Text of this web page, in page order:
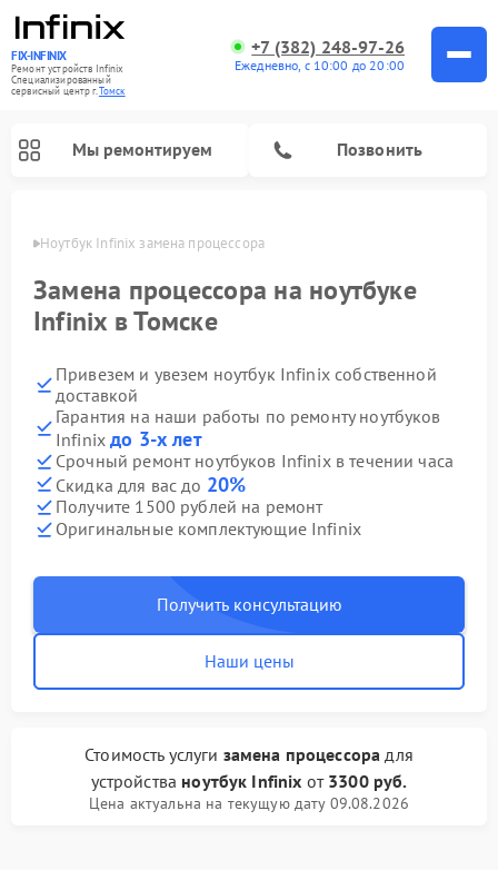
FIX-INFINIX
Ремонт устройств Infinix
Специализированный
cервисный центр г.Томск
+7 (382) 248-97-26
Ежедневно, с 10:00 до 20:00
Мы ремонтируем Позвонить
Ноутбук Infinix замена процессора
Замена процессора на ноутбуке
Infinix в Томске
Привезем и увезем ноутбук Infinix собственной
доставкой
Гарантия на наши работы по ремонту ноутбуков
Infinixдо 3-х лет
Срочный ремонт ноутбуков Infinix в течении часа
Скидка для вас до 20%
Получите 1500 рублей на ремонт
Оригинальные комплектующие Infinix
Получить консультацию
Наши цены
Стоимость услуги замена процессора для
устройства ноутбук Infinix от 3300 руб.
Цена актуальна на текущую дату 09.08.2026